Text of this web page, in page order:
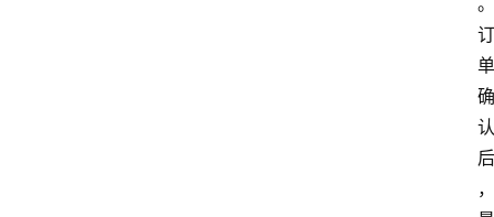
订
单
确
认
后
，